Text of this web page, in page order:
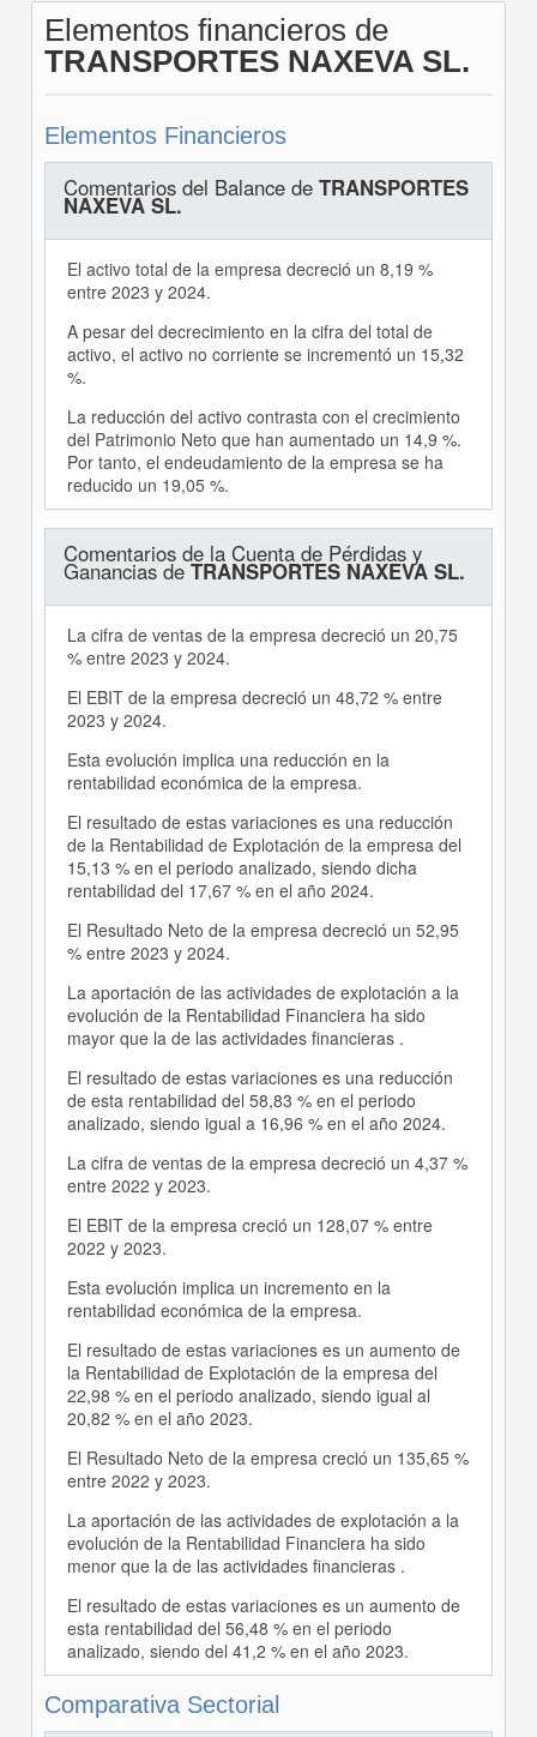
Elementos financieros de
TRANSPORTES NAXEVA SL.
Elementos Financieros
Comentarios del Balance de TRANSPORTES
NAXEVA SL.
El activo total de la empresa decreció un 8,19 %
entre 2023 y 2024.
A pesar del decrecimiento en la cifra del total de
activo, el activo no corriente se incrementó un 15,32
%.
La reducción del activo contrasta con el crecimiento
del Patrimonio Neto que han aumentado un 14,9 %.
Por tanto, el endeudamiento de la empresa se ha
reducido un 19,05 %.
Comentarios de la Cuenta de Pérdidas y
Ganancias deTRANSPORTES NAXEVA SL.
La cifra de ventas de la empresa decreció un 20,75
% entre 2023 y 2024.
El EBIT de la empresa decreció un 48,72 % entre
2023 y 2024.
Esta evolución implica una reducción en la
rentabilidad económica de la empresa.
El resultado de estas variaciones es una reducción
de la Rentabilidad de Explotación de la empresa del
15,13 % en el periodo analizado, siendo dicha
rentabilidad del 17,67 % en el año 2024.
El Resultado Neto de la empresa decreció un 52,95
% entre 2023 y 2024.
La aportación de las actividades de explotación a la
evolución de la Rentabilidad Financiera ha sido
mayor que la de las actividades financieras .
El resultado de estas variaciones es una reducción
de esta rentabilidad del 58,83 % en el periodo
analizado, siendo igual a 16,96 % en el año 2024.
La cifra de ventas de la empresa decreció un 4,37 %
entre 2022 y 2023.
El EBIT de la empresa creció un 128,07 % entre
2022 y 2023.
Esta evolución implica un incremento en la
rentabilidad económica de la empresa.
El resultado de estas variaciones es un aumento de
la Rentabilidad de Explotación de la empresa del
22,98 % en el periodo analizado, siendo igual al
20,82 % en el año 2023.
El Resultado Neto de la empresa creció un 135,65 %
entre 2022 y 2023.
La aportación de las actividades de explotación a la
evolución de la Rentabilidad Financiera ha sido
menor que la de las actividades financieras .
El resultado de estas variaciones es un aumento de
esta rentabilidad del 56,48 % en el periodo
analizado, siendo del 41,2 % en el año 2023.
Comparativa Sectorial